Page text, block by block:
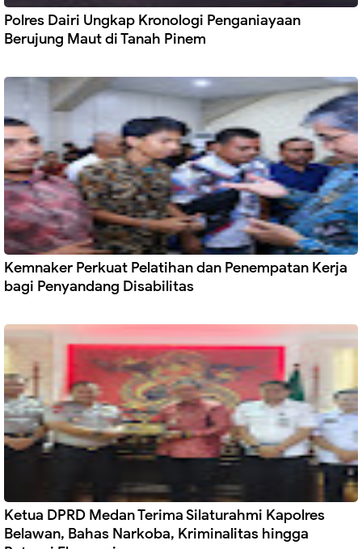
Polres Dairi Ungkap Kronologi Penganiayaan
Berujung Maut di Tanah Pinem
Kemnaker Perkuat Pelatihan dan Penempatan Kerja
bagi Penyandang Disabilitas
Ketua DPRD Medan Terima Silaturahmi Kapolres
Belawan, Bahas Narkoba, Kriminalitas hingga